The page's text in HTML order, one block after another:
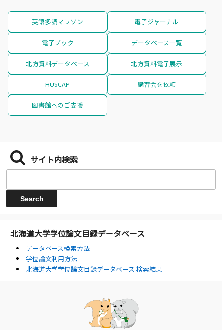
英語多読マラソン 電子ジャーナル
電子ブック データベース一覧
北方資料データベース 北方資料電子展示
HUSCAP 講習会を依頼
図書館へのご支援
サイト内検索
北海道大学学位論文目録データベース
データベース検索方法
学位論文利用方法
北海道大学学位論文目録データベース 検索結果